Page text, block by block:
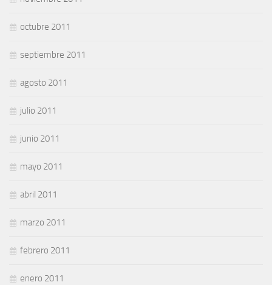
octubre 2011
septiembre 2011
agosto 2011
julio 2011
junio 2011
mayo 2011
abril 2011
marzo 2011
febrero 2011
enero 2011